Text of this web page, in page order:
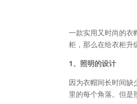
一款实用又时尚的衣
柜，那么在给衣柜升
1、照明的设计
因为衣帽间长时间
里的每个角落。但是